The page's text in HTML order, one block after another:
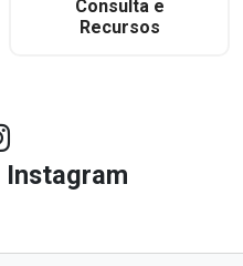
Consulta e
Recursos
Instagram